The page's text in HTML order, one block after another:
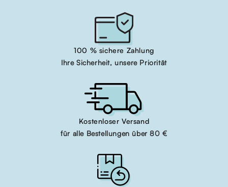
100 % sichere Zahlung
Ihre Sicherheit, unsere Priorität
Kostenloser Versand
für alle Bestellungen über 80 €